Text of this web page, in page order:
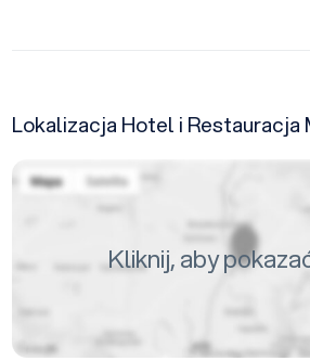
Lokalizacja Hotel i Restauracja
Kliknij, aby